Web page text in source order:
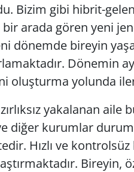
Bizim gibi hibrit-
bir arada gören yeni
dönemde bireyin
Dönemin
oluşturma yolunda
yakalanan
diğer kurumlar
Hızlı ve
Bireyin,